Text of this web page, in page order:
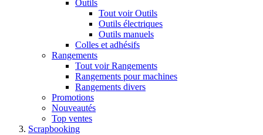
Outils
Tout voir Outils
Outils électriques
Outils manuels
Colles et adhésifs
Rangements
Tout voir Rangements
Rangements pour machines
Rangements divers
Promotions
Nouveautés
Top ventes
Scrapbooking